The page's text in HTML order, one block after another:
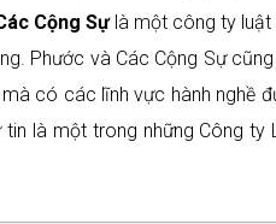
Cộng Sựlà một công ty luật
Phước và Các Cộng Sự
có các lĩnh vực hành nghề
tin là một trong những Công